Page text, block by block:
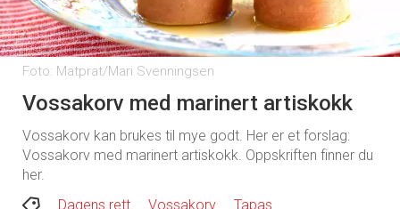
Foto: Matprat/Mari Svenningsen
Vossakorv med marinert artiskokk
Vossakorv kan brukes til mye godt. Her er et forslag:
Vossakorv med marinert artiskokk. Oppskriften finner du
her.
Dagens rett
Vossakorv Tapas